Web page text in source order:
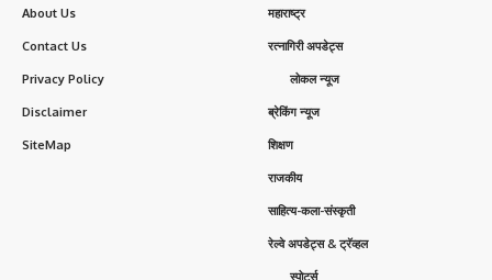
About Us
Contact Us
Privacy Policy
Disclaimer
SiteMap
महाराष्ट्र
रत्नागिरी अपडेट्स
लोकल न्यूज
ब्रेकिंग न्यूज
शिक्षण
राजकीय
साहित्य-कला-संस्कृती
रेल्वे अपडेट्स & ट्रॅव्हल